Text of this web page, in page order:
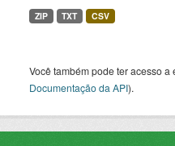
ZIP TXT CSV
Você também pode ter acesso
Documentação da API).